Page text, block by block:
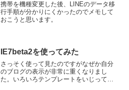
携帯を機種変更した後、LINEのデータ移
行手順が分かりにくかったのでメモして
おこうと思います。
IE7beta2を使ってみた
さっそく使って見たのですがなぜか自分
のブログの表示が非常に重くなりまし
た。いろいろテンプレートをいじってみ